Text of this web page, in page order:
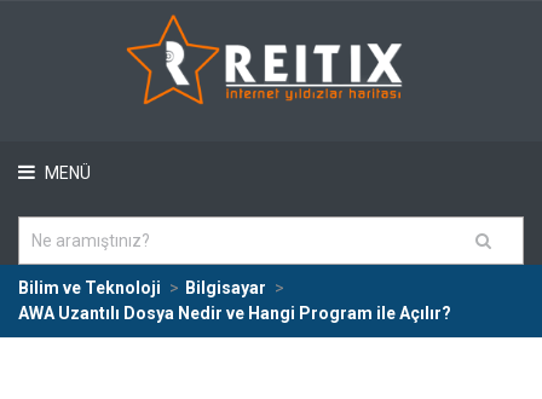
MENÜ
Bilim ve Teknoloji
Bilgisayar
AWA Uzantılı Dosya Nedir ve Hangi Program ile Açılır?